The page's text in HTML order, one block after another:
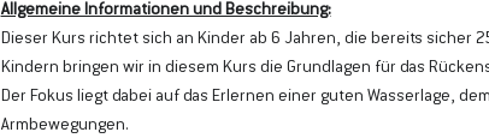
Allgemeine Informationen und Beschreibung:
Dieser Kurs richtet sich an Kinder ab 6 Jahren, die bereits sicher
Kindern bringen wir in diesem Kurs die Grundlagen für das
Der Fokus liegt dabei auf das Erlernen einer guten Wasserlage,
Armbewegungen.